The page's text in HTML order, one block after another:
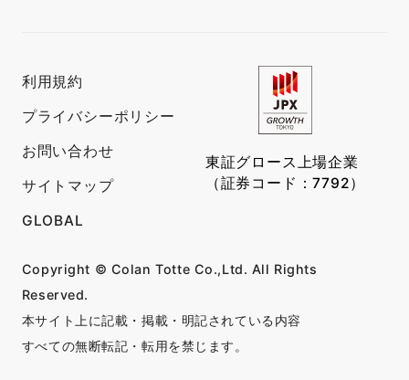
利用規約
プライバシーポリシー
お問い合わせ
サイトマップ
GLOBAL
Copyright © Colan Totte Co.,Ltd. All Rights
Reserved.
本サイト上に記載・掲載・明記されている内容
すべての無断転記・転用を禁じます。
東証グロース上場企業
（証券コード：7792）